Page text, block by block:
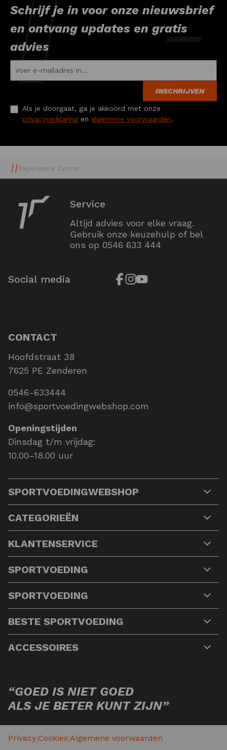
Schrijf je in voor onze nieuwsbrief
en ontvang updates en gratis
advies
INSCHRIJVEN
Als je doorgaat, ga je akkoord met onze
privacyverklaring en algemene voorwaarden.
Experience Center
Service
Altijd advies voor elke vraag.
Gebruik onze keuzehulp of bel
ons op 0546 633 444
Social media
CONTACT
Hoofdstraat 38
7625 PE Zenderen
0546-633444
info@sportvoedingwebshop.com
Openingstijden
Dinsdag t/m vrijdag:
10.00–18.00 uur
SPORTVOEDINGWEBSHOP
CATEGORIEËN
KLANTENSERVICE
SPORTVOEDING
SPORTVOEDING
BESTE SPORTVOEDING
ACCESSOIRES
“GOED IS NIET GOED
ALS JE BETER KUNT ZIJN”
Privacy|Cookies|Algemene voorwaarden